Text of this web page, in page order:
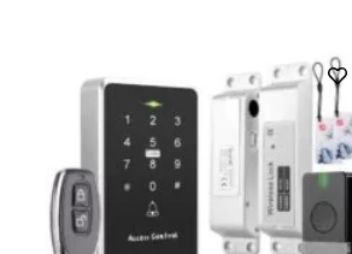
Προσθήκη
στη Λίστα
Επιθυμιών